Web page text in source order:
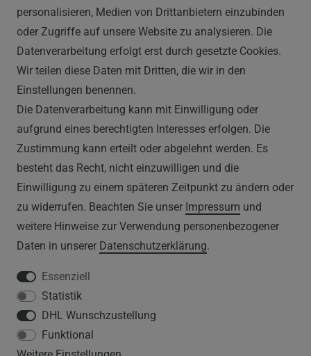
info@vapor-handel.de
Montag - Freitag, 09:00 - 16:00
RECHTLICHES
AGB
WIDERRUFSRECHT
IMPRESSUM
DATENSCHUTZERKLÄRUNG
HINWEISE ZUM ELEKTROGESETZ
SERVICE
WIDERRUFSFORMULAR
personalisieren, Medien von Drittanbietern einzubinden
oder Zugriffe auf unsere Website zu analysieren. Die
Datenverarbeitung erfolgt erst durch gesetzte Cookies.
Wir teilen diese Daten mit Dritten, die wir in den
Einstellungen benennen.
Die Datenverarbeitung kann mit Einwilligung oder
aufgrund eines berechtigten Interesses erfolgen. Die
Zustimmung kann erteilt oder abgelehnt werden. Es
besteht das Recht, nicht einzuwilligen und die
Einwilligung zu einem späteren Zeitpunkt zu ändern oder
zu widerrufen. Beachten Sie unser Impressum und
weitere Hinweise zur Verwendung personenbezogener
Daten in unserer Daten­schutz­erklärung.
Essenziell
Statistik
DHL Wunschzustellung
Funktional